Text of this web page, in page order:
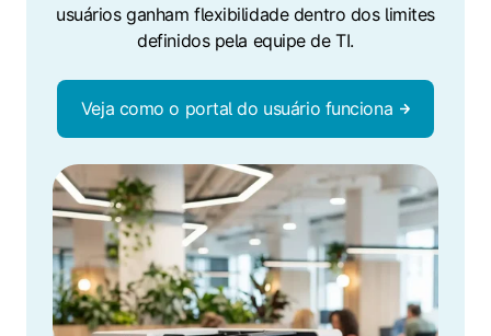
usuários ganham flexibilidade dentro dos limites
definidos pela equipe de TI.
Veja como o portal do usuário funciona